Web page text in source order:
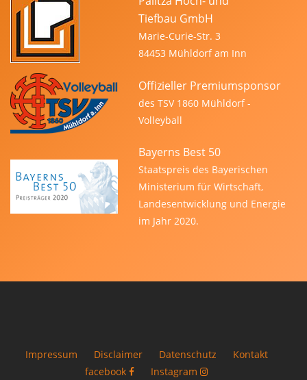
Tiefbau GmbH
Marie-Curie-Str. 3
84453 Mühldorf am Inn
Offizieller Premiumsponsor
des TSV 1860 Mühldorf -
Volleyball
Bayerns Best 50
Staatspreis des Bayerischen
Ministerium für Wirtschaft,
Landesentwicklung und Energie
im Jahr 2020.
Impressum Disclaimer Datenschutz
Kontakt
facebook
Instagram